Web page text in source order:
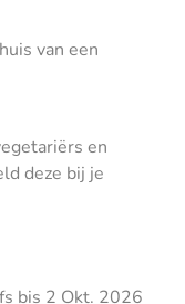
van een
en
deze bij je
bis 2 Okt. 2026